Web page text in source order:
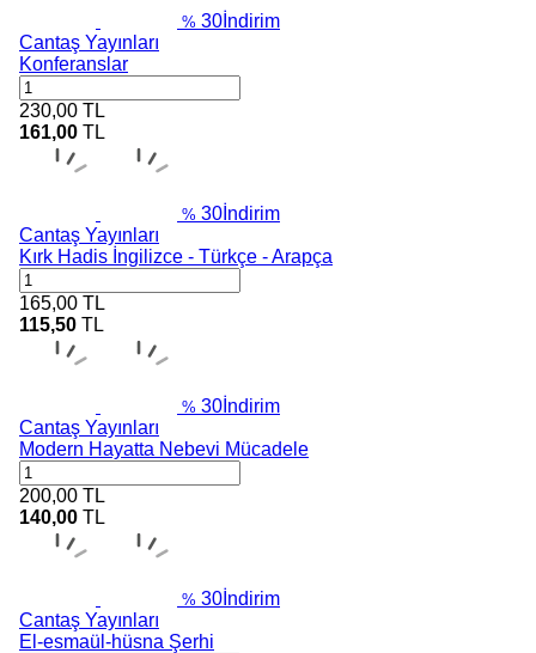
% 30 İndirim
Cantaş Yayınları
Konferanslar
230,00 TL
161,00 TL
% 30 İndirim
Cantaş Yayınları
Kırk Hadis İngilizce - Türkçe - Arapça
165,00 TL
115,50 TL
% 30 İndirim
Cantaş Yayınları
Modern Hayatta Nebevi Mücadele
200,00 TL
140,00 TL
% 30 İndirim
Cantaş Yayınları
El-esmaül-hüsna Şerhi